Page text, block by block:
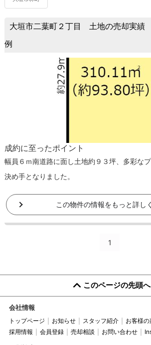
大垣市二葉町２丁目 土地の売却実績
例
成約に至ったポイント
幅員６ｍ南道路に面し土地約９３坪、多彩な
決め手となりました。
この物件の情報をもっと詳し
1
このページの先頭へ
会社情報
トップページ お知らせ スタッフ紹介 お客様の
採用情報
会員登録 売却相談 お問い合わせ